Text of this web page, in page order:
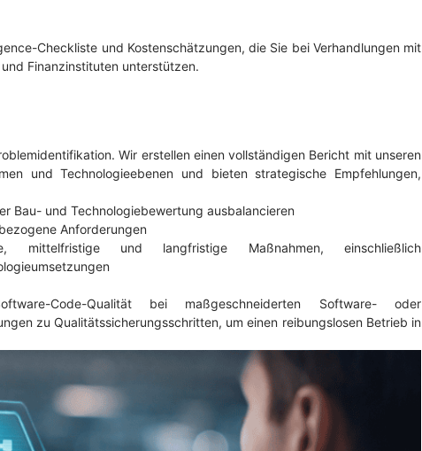
Checkliste und Kostenschätzungen, die Sie bei Verhandlungen mit
Finanzinstituten unterstützen.
Wir erstellen einen vollständigen Bericht mit unseren
und Technologieebenen und bieten strategische Empfehlungen,
Bau- und Technologiebewertung ausbalancieren
Anforderungen
mittelfristige und langfristige Maßnahmen, einschließlich
Code-Qualität bei maßgeschneiderten Software- oder
zu Qualitätssicherungsschritten, um einen reibungslosen Betrieb in